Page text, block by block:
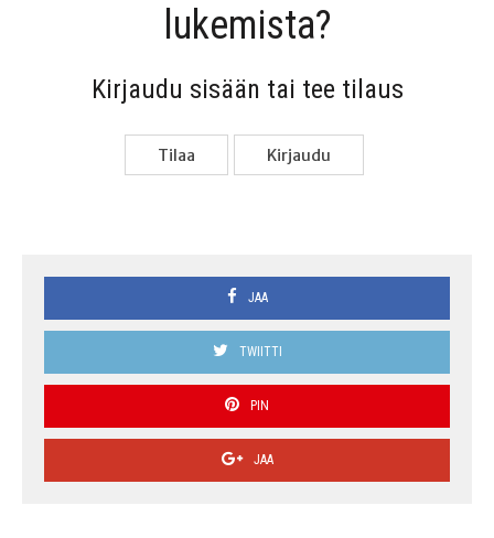
lukemista?
Kir­jau­du sisään tai tee tilaus
Tilaa Kir­jau­du
JAA
TWIITTI
PIN
JAA